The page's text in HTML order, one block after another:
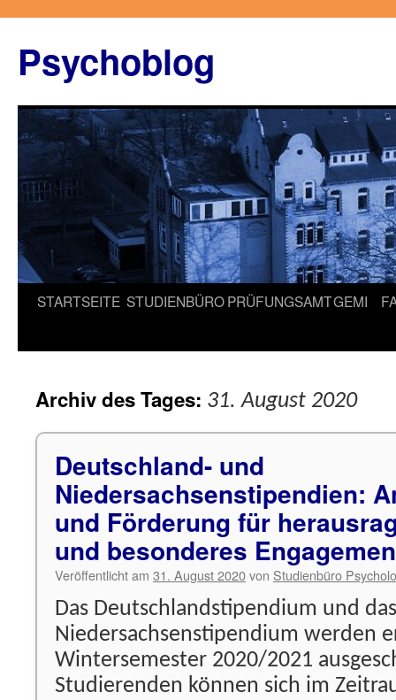
springen
Psychoblog
STARTSEITE STUDIENBÜROPRÜFUNGSAMTGEMI
Archiv des Tages: 31. August 2020
Deutschland- und
Niedersachsenstipendien:
und Förderung für
und besonderes
Veröffentlicht am 31. August 2020von Studienbüro
Das Deutschlandstipendium und das
Niedersachsenstipendium werden
Wintersemester 2020/2021
Studierenden können sich im